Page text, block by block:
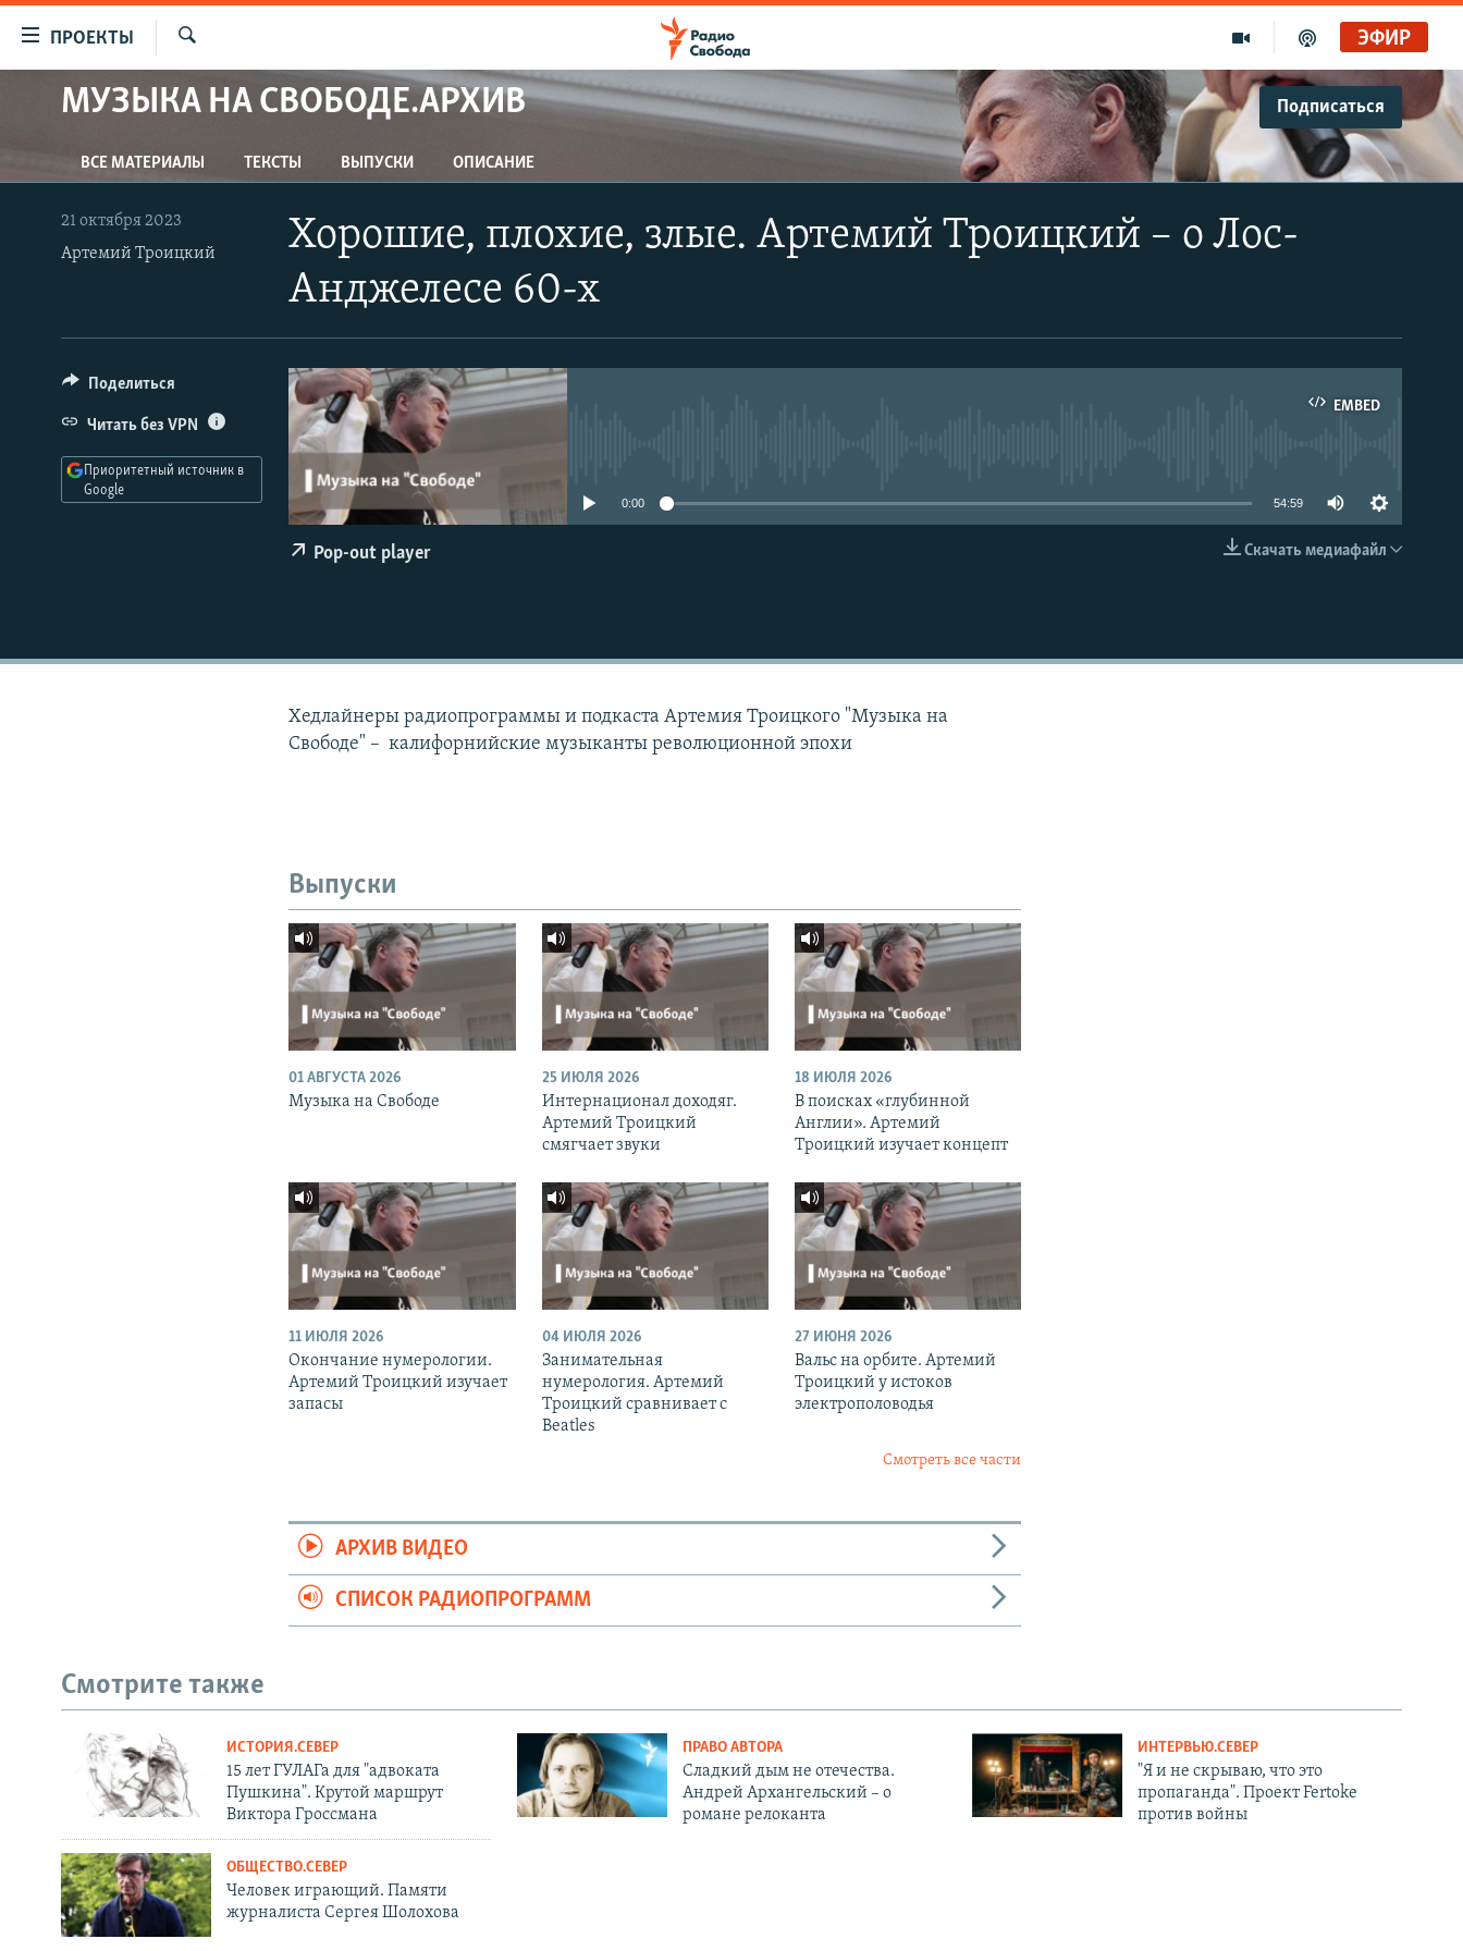
упрощенного
Вернуться
к
основному
содержанию
Вернутся
Вернутся
ПРОЕКТЫ
ПРОГРАММЫ
АВТОРСКИЕ ПРОЕКТЫ
ЦИТАТЫ СВОБОДЫ
МНЕНИЯ
IDEL.РЕАЛИИ
КАВКАЗ.РЕАЛИИ
СЕВЕР.РЕАЛИИ
СИБИРЬ.РЕАЛИИ
РАСПИСАНИЕ ВЕЩАНИЯ
ЭФИР
МУЗЫКА НА СВОБОДЕ.АРХИВ Подписаться
Apple Podcasts
ВСЕ МАТЕРИАЛЫ ТЕКСТЫ ВЫПУСКИ ОПИСАНИЕ
Хорошие, плохие, злые. Артемий Троицкий – о Лос-
Анджелесе 60-х
21 октября 2023
Артемий Троицкий
EMBED
EMBED
0:00 54:59
Скачать медиафайл
Pop-out player
Поделиться
Читать без VPN
Приоритетный источник в
Google
Хедлайнеры радиопрограммы и подкаста Артемия Троицкого "Музыка на
Свободе" – калифорнийские музыканты революционной эпохи
Выпуски
01 АВГУСТА 2026
Музыка на Свободе
25 ИЮЛЯ 2026
Интернационал доходяг.
Артемий Троицкий
смягчает звуки
18 ИЮЛЯ 2026
В поисках «глубинной
Англии». Артемий
Троицкий изучает концепт
11 ИЮЛЯ 2026
Окончание нумерологии.
Артемий Троицкий изучает
запасы
04 ИЮЛЯ 2026
Занимательная
нумерология. Артемий
Троицкий сравнивает с
Beatles
27 ИЮНЯ 2026
Вальс на орбите. Артемий
Троицкий у истоков
электрополоводья
Смотреть все части
АРХИВ ВИДЕО
СПИСОК РАДИОПРОГРАММ
Смотрите также
ИСТОРИЯ.СЕВЕР
15 лет ГУЛАГа для "адвоката
Пушкина". Крутой маршрут
Виктора Гроссмана
ПРАВО АВТОРА
Сладкий дым не отечества.
Андрей Архангельский – о
романе релоканта
ИНТЕРВЬЮ.СЕВЕР
"Я и не скрываю, что это
пропаганда". Проект Fertoke
против войны
ОБЩЕСТВО.СЕВЕР
Человек играющий. Памяти
журналиста Сергея Шолохова